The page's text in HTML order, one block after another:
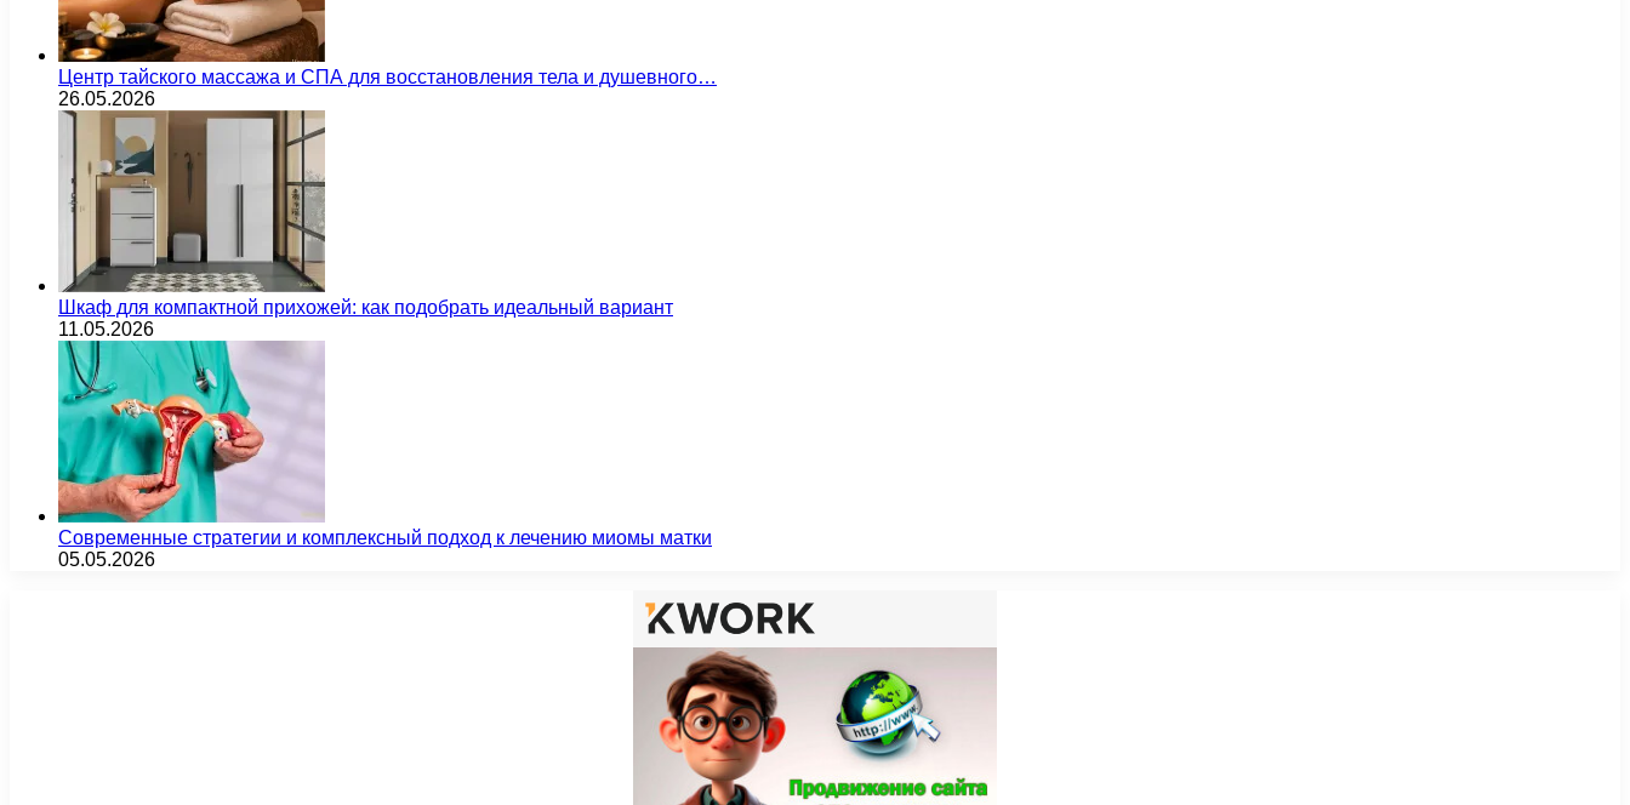
Центр тайского массажа и СПА для восстановления тела и душевного…
26.05.2026
Шкаф для компактной прихожей: как подобрать идеальный вариант
11.05.2026
Современные стратегии и комплексный подход к лечению миомы матки
05.05.2026